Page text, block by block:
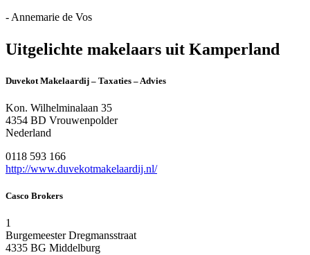
- Annemarie de Vos
Uitgelichte makelaars uit Kamperland
Duvekot Makelaardij – Taxaties – Advies
Kon. Wilhelminalaan 35
4354 BD Vrouwenpolder
Nederland
0118 593 166
http://www.duvekotmakelaardij.nl/
Casco Brokers
1
Burgemeester Dregmansstraat
4335 BG Middelburg